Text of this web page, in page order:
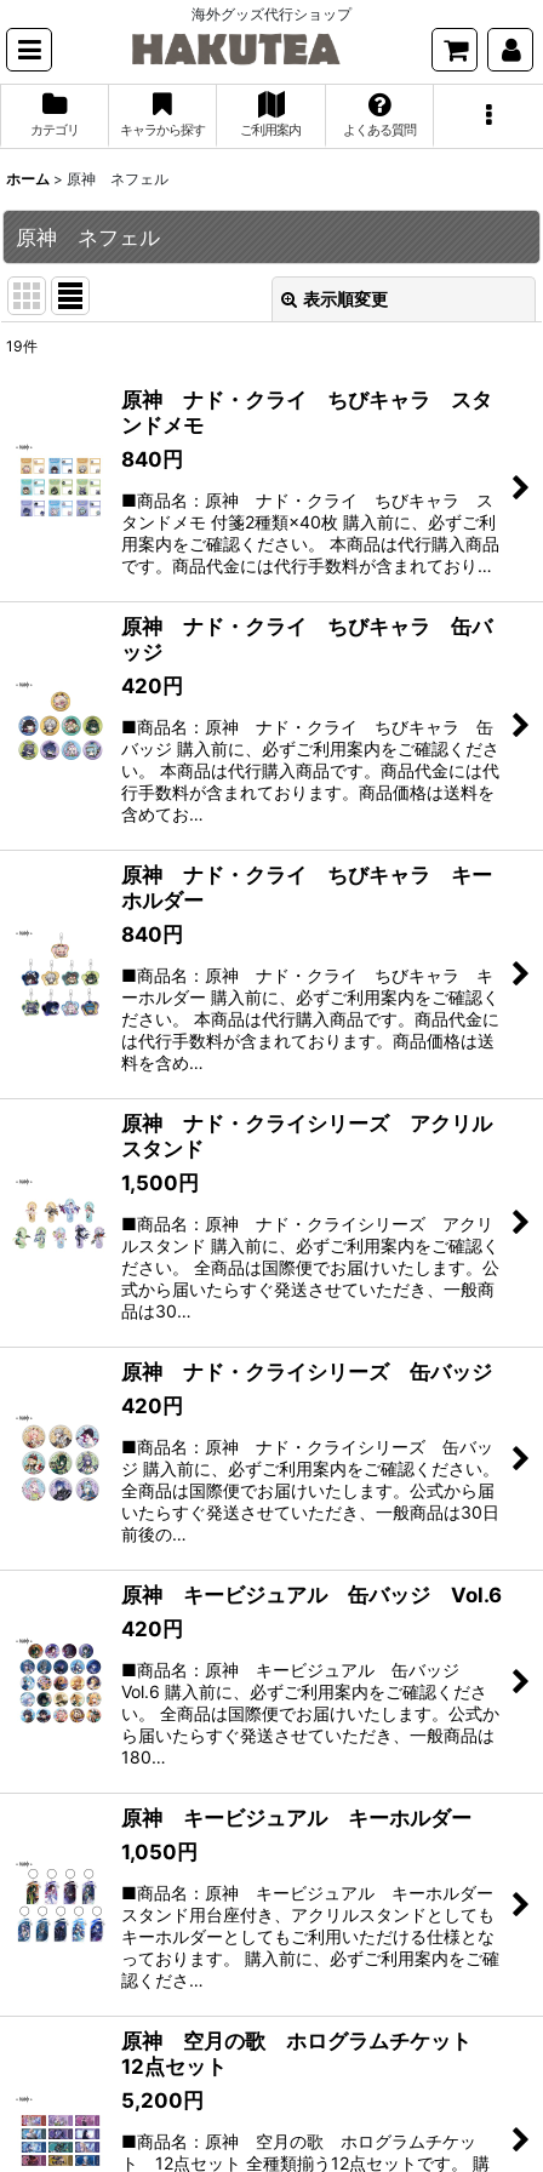
海外グッズ代行ショップ
カテゴリ キャラから探す ご利用案内 よくある質問
ホーム > 原神 ネフェル
原神 ネフェル
表示順変更
絞り込む
19件
原神 ナド・クライ ちびキャラ スタ
ンドメモ
840 円
■商品名：原神 ナド・クライ ちびキャラ ス
タンドメモ 付箋2種類×40枚 購入前に、必ずご利
用案内をご確認ください。 本商品は代行購入商品
です。商品代金には代行手数料が含まれており…
原神 ナド・クライ ちびキャラ 缶バ
ッジ
420 円
■商品名：原神 ナド・クライ ちびキャラ 缶
バッジ 購入前に、必ずご利用案内をご確認くださ
い。 本商品は代行購入商品です。商品代金には代
行手数料が含まれております。商品価格は送料を
含めてお…
原神 ナド・クライ ちびキャラ キー
ホルダー
840 円
■商品名：原神 ナド・クライ ちびキャラ キ
ーホルダー 購入前に、必ずご利用案内をご確認く
ださい。 本商品は代行購入商品です。商品代金に
は代行手数料が含まれております。商品価格は送
料を含め…
原神 ナド・クライシリーズ アクリル
スタンド
1,500 円
■商品名：原神 ナド・クライシリーズ アクリ
ルスタンド 購入前に、必ずご利用案内をご確認く
ださい。 全商品は国際便でお届けいたします。公
式から届いたらすぐ発送させていただき、一般商
品は30…
原神 ナド・クライシリーズ 缶バッジ
420 円
■商品名：原神 ナド・クライシリーズ 缶バッ
ジ 購入前に、必ずご利用案内をご確認ください。
全商品は国際便でお届けいたします。公式から届
いたらすぐ発送させていただき、一般商品は30日
前後の…
原神 キービジュアル 缶バッジ Vol.6
420 円
■商品名：原神 キービジュアル 缶バッジ
Vol.6 購入前に、必ずご利用案内をご確認くださ
い。 全商品は国際便でお届けいたします。公式か
ら届いたらすぐ発送させていただき、一般商品は
180…
原神 キービジュアル キーホルダー
1,050 円
■商品名：原神 キービジュアル キーホルダー
スタンド用台座付き、アクリルスタンドとしても
キーホルダーとしてもご利用いただける仕様とな
っております。 購入前に、必ずご利用案内をご確
認くださ…
原神 空月の歌 ホログラムチケット
12点セット
5,200 円
■商品名：原神 空月の歌 ホログラムチケッ
ト 12点セット 全種類揃う12点セットです。 購